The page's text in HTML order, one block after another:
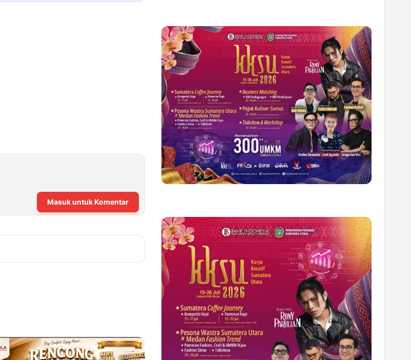
Masuk untuk Komentar